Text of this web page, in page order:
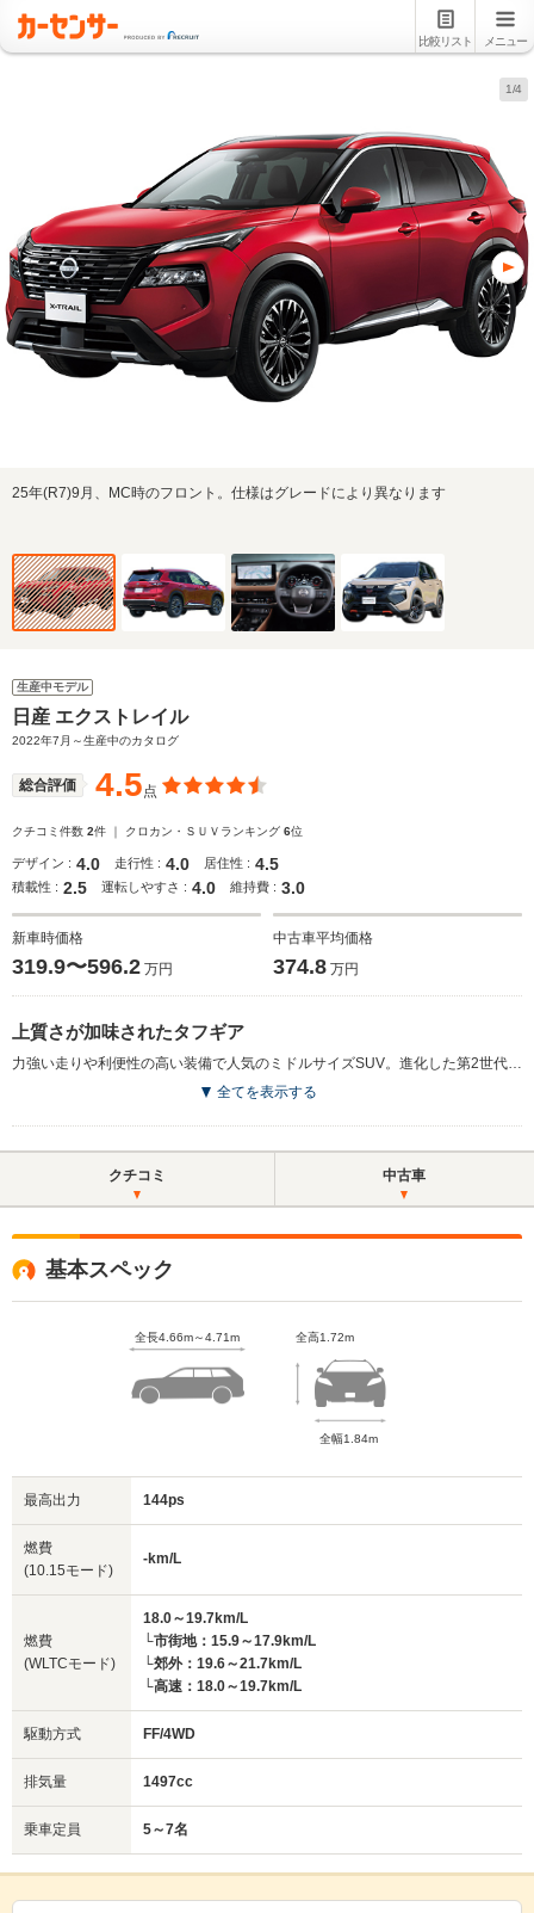
比較リスト メニュー
1/4
25年(R7)9月、MC時のフロント。仕様はグレードにより異なります
生産中モデル
日産 エクストレイル
2022年7月～生産中のカタログ
総合評価 4.5点
クチコミ件数 2件 ｜ クロカン・ＳＵＶランキング 6位
デザイン : 4.0 走行性 : 4.0 居住性 : 4.5
積載性 : 2.5 運転しやすさ : 4.0 維持費 : 3.0
新車時価格
319.9〜596.2 万円
中古車平均価格
374.8 万円
上質さが加味されたタフギア
力強い走りや利便性の高い装備で人気のミドルサイズSUV。進化した第2世代「e-POWER」と「VCターボ」、そして電動駆動四輪制御技術「e-4ORCE」が搭載されたことで、まったく新しいSUVへと進化された。エクステリアは、初代から受け継ぐタフな力強さに、余裕と上質さを感じられるエッセンスが加えられ、伝統と革新を融合させた「タフギア×上質」が表現されている。インテリアは、2種類の表示モードが選択できる、12.3インチの「アドバンスドドライブアシストディスプレイ」を採用。クラストップレベルのラゲージスペースが備わるなど、使い勝手に優れたものとなっている。運転支援システムも充実しており、360度すべての方向の安全を確保する「360°セーフティーアシスト（全方位運転支援システム）」が採用された。（2022.7）
全てを表示する
クチコミ 中古車
基本スペック
全長4.66m～4.71m 全高1.72m
全幅1.84m
最高出力 144ps
燃費
(10.15モード)
-km/L
燃費
(WLTCモード)
18.0～19.7km/L
└市街地：15.9～17.9km/L
└郊外：19.6～21.7km/L
└高速：18.0～19.7km/L
駆動方式 FF/4WD
排気量 1497cc
乗車定員 5～7名